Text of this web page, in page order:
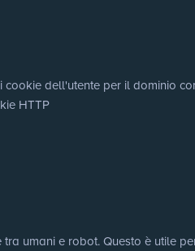
dell'utente per il dominio
HTTP
umani e robot. Questo è utile